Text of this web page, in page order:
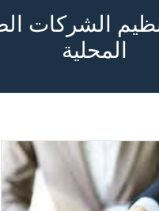
الشركات
المحلية